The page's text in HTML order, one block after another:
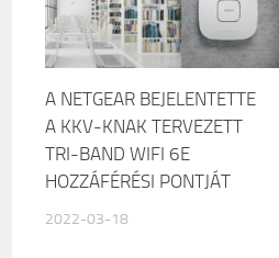
A NETGEAR BEJELENTETTE
A KKV-KNAK TERVEZETT
TRI-BAND WIFI 6E
HOZZÁFÉRÉSI PONTJÁT
2022-03-18